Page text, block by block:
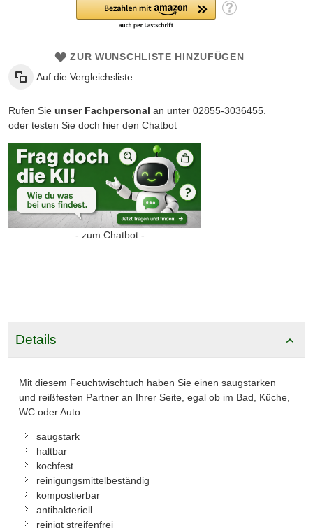
ZUR WUNSCHLISTE HINZUFÜGEN
Auf die Vergleichsliste
Rufen Sie unser Fachpersonal an unter 02855-3036455.
oder testen Sie doch hier den Chatbot
- zum Chatbot -
Details
Mit diesem Feuchtwischtuch haben Sie einen saugstarken
und reißfesten Partner an Ihrer Seite, egal ob im Bad, Küche,
WC oder Auto.
saugstark
haltbar
kochfest
reinigungsmittelbeständig
kompostierbar
antibakteriell
reinigt streifenfrei